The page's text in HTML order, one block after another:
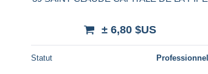
± 6,80 $US
Statut Professionnel